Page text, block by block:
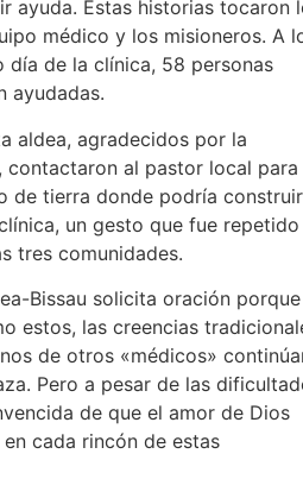
ayuda. Estas historias tocaron
médico y los misioneros. A
día de la clínica, 58 personas
ayudadas.
aldea, agradecidos por la
contactaron al pastor local para
de tierra donde podría
un gesto que fue repetido
tres comunidades.
Bissau solicita oración porque
estos, las creencias
de otros «médicos»
Pero a pesar de las
de que el amor de Dios
cada rincón de estas